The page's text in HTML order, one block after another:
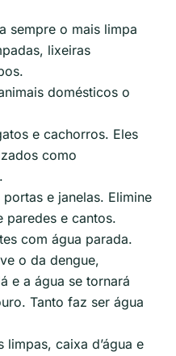
sempre o mais limpa
lixeiras
domésticos o
e cachorros. Eles
como
e janelas. Elimine
paredes e cantos.
com água parada.
o da dengue,
e a água se tornará
Tanto faz ser água
limpas, caixa d’água e